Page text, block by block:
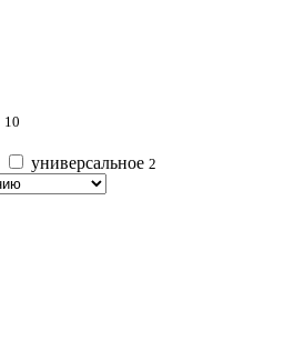
10
универсальное 2